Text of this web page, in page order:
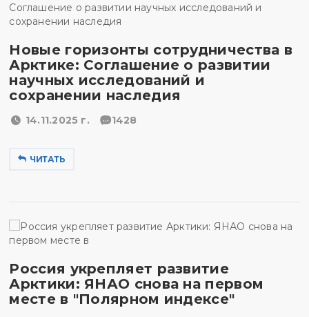
Новые горизонты сотрудничества в
Арктике: Соглашение о развитии
научных исследований и
сохранении наследия
14.11.2025 г. 1428
ЧИТАТЬ
Россия укрепляет развитие
Арктики: ЯНАО снова на первом
месте в "Полярном индексе"